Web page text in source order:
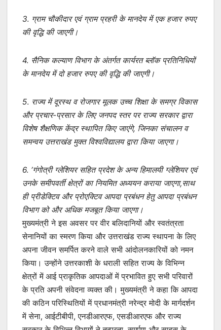
3. ग्राम चौकीदार एवं ग्राम प्रहरी के मानदेय में एक हजार रुपए
की वृद्धि की जाएगी।
4. सैनिक कल्याण विभाग के अंतर्गत कार्यरत ब्लॉक प्रतिनिधियों
के मानदेय में दो हजार रुपए की वृद्धि की जाएगी।
5. राज्य में दूरस्थ व रोजगार मूलक उच्च शिक्षा के समग्र विकास
और प्रचार-प्रसार के लिए जनपद स्तर पर राज्य सरकार द्वारा
विशेष शैक्षणिक केंद्र स्थापित किए जाएंगे, जिनका संचालन व
समन्वय उत्तराखंड मुक्त विश्वविद्यालय द्वारा किया जाएगा।
6. ’गंगोत्री ग्लेशियर सहित प्रदेश के अन्य हिमालयी ग्लेशियर एवं
उनके समीपवर्ती क्षेत्रों का नियमित अध्ययन कराया जाएगा,साथ
ही प्रीडेक्टिव और प्रोएक्टिव आपदा प्रबंधन हेतु आपदा प्रबंधन
विभाग को और अधिक मजबूत किया जाएगा।
मुख्यमंत्री ने इस अवसर पर वीर बलिदानियों और स्वतंत्रता
सेनानियों का स्मरण किया और उत्तराखंड राज्य स्थापना के लिए
अपना जीवन समर्पित करने वाले सभी आंदोलनकारियों को नमन
किया। उन्होंने उत्तरकाशी के धराली सहित राज्य के विभिन्न
क्षेत्रों में आई प्राकृतिक आपदाओं में प्रभावित हुए सभी परिवारों
के प्रति अपनी संवेदना व्यक्त की। मुख्यमंत्री ने कहा कि आपदा
की कठिन परिस्थितियों में प्रधानमंत्री नरेन्द्र मोदी के मार्गदर्शन
में सेना, आईटीबीपी, एनडीआरएफ, एसडीआरएफ और राज्य